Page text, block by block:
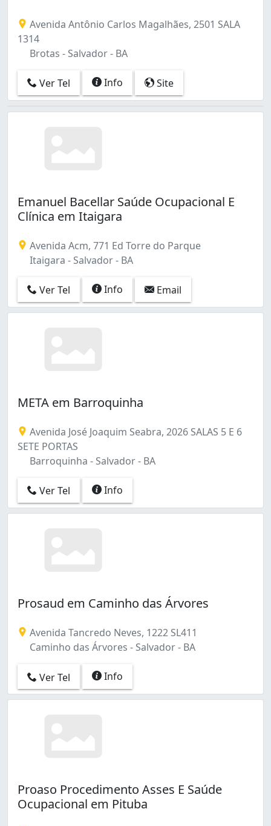
Avenida Antônio Carlos Magalhães, 2501 SALA
1314
Brotas - Salvador - BA
Ver Tel Info Site
Emanuel Bacellar Saúde Ocupacional E
Clínica em Itaigara
Avenida Acm, 771 Ed Torre do Parque
Itaigara - Salvador - BA
Ver Tel Info Email
META em Barroquinha
Avenida José Joaquim Seabra, 2026 SALAS 5 E 6
SETE PORTAS
Barroquinha - Salvador - BA
Ver Tel Info
Prosaud em Caminho das Árvores
Avenida Tancredo Neves, 1222 SL411
Caminho das Árvores - Salvador - BA
Ver Tel Info
Proaso Procedimento Asses E Saúde
Ocupacional em Pituba